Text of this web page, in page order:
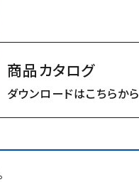
商品カタログ
ダウンロードはこちらから